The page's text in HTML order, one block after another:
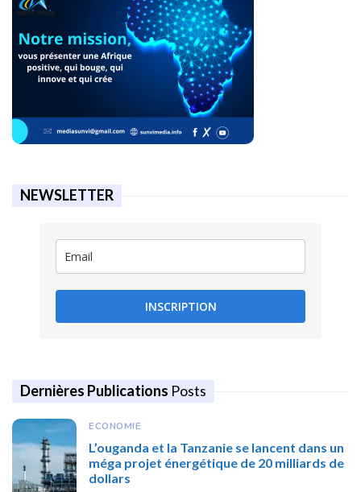
NEWSLETTER
INSCRIPTION
Dernières Publications Posts
ECONOMIE
L’ouganda et la Tanzanie se lancent dans un
méga projet énergétique de 20 milliards de
dollars